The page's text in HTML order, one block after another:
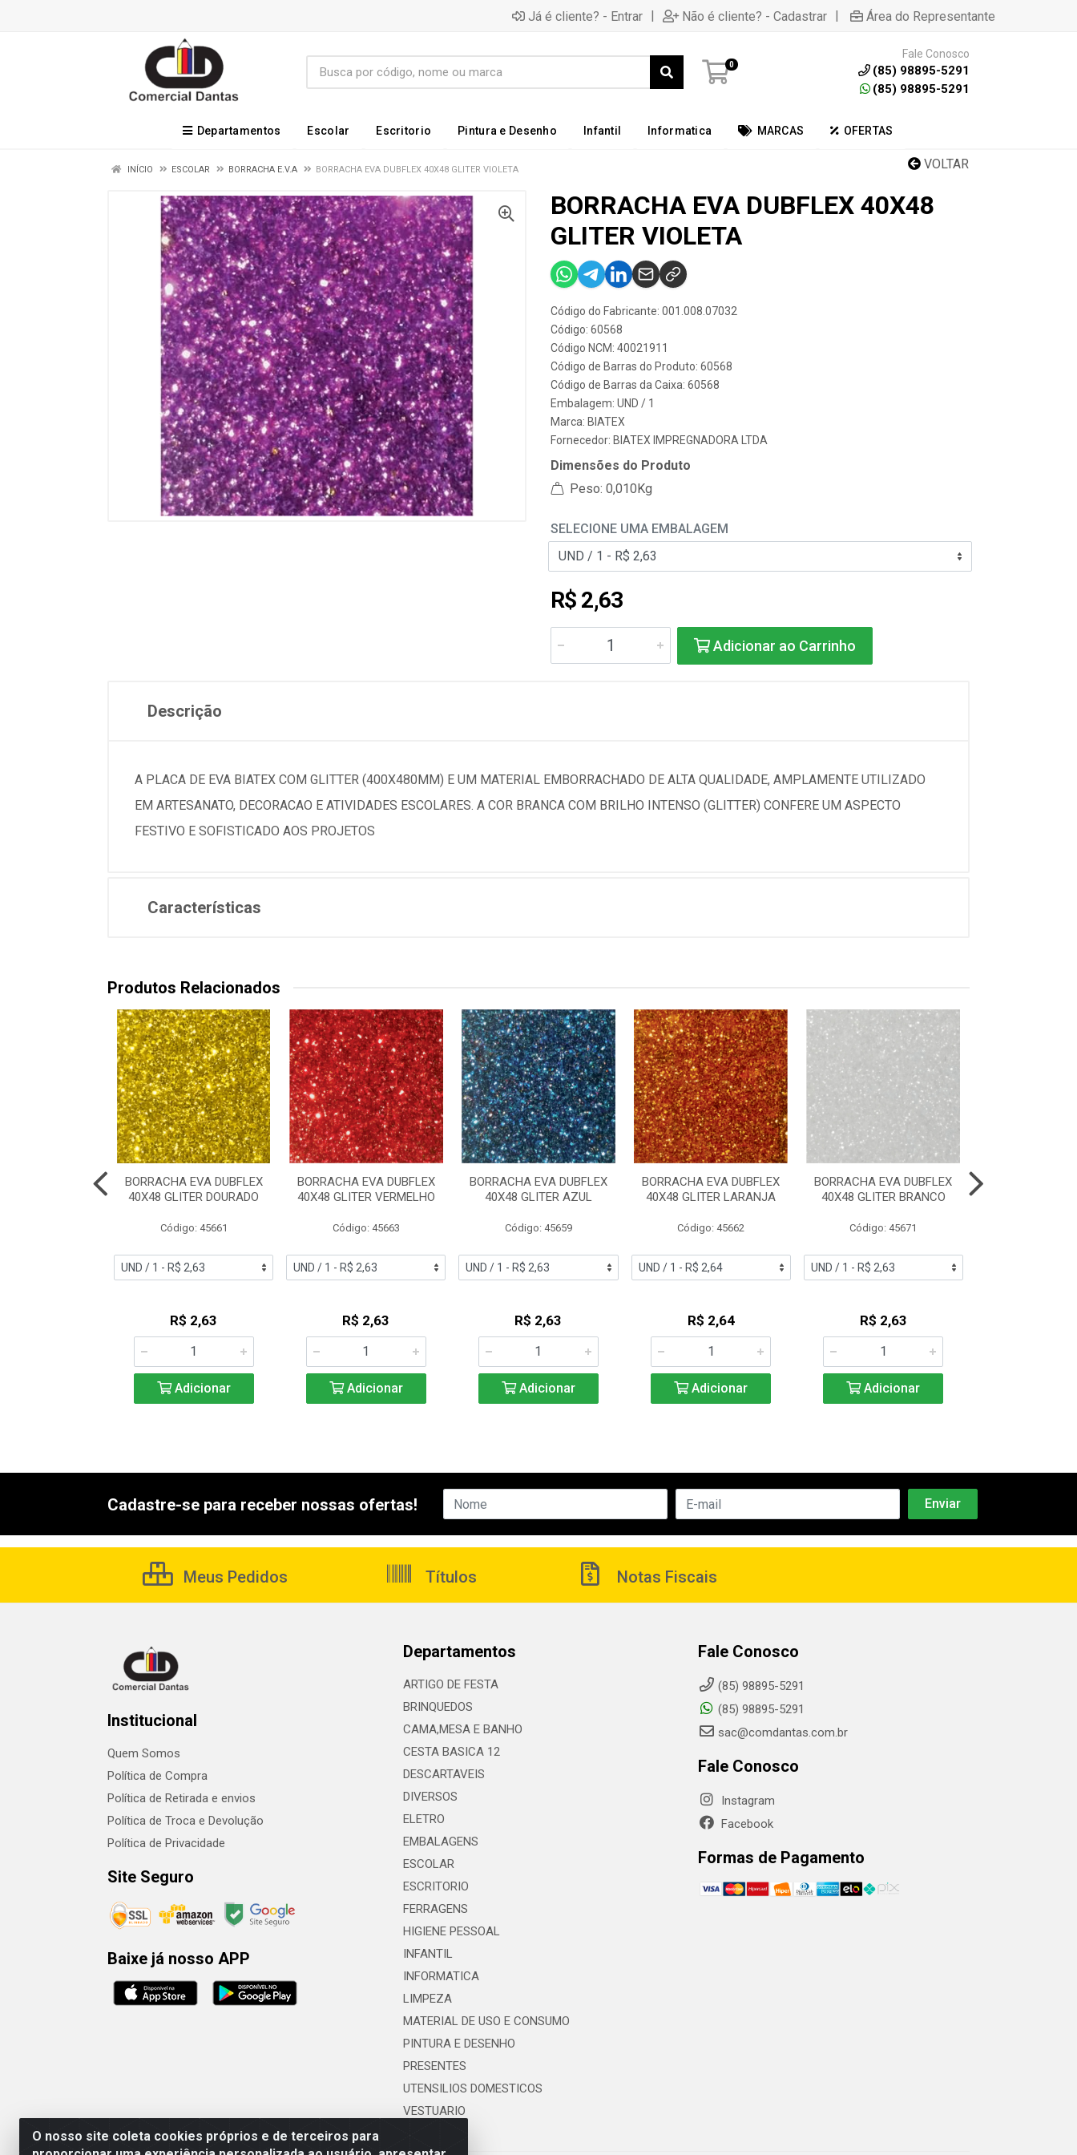
Já é cliente? - Entrar | Não é cliente? - Cadastrar | Área do Representante
0
Fale Conosco
(85) 98895-5291
(85) 98895-5291
Departamentos Escolar Escritorio Pintura e Desenho Infantil Informatica MARCAS OFERTAS
VOLTAR
INÍCIO ESCOLAR BORRACHA E.V.A BORRACHA EVA DUBFLEX 40X48 GLITER VIOLETA
BORRACHA EVA DUBFLEX 40X48
GLITER VIOLETA
Código do Fabricante: 001.008.07032
Código: 60568
Código NCM: 40021911
Código de Barras do Produto: 60568
Código de Barras da Caixa: 60568
Embalagem: UND / 1
Marca: BIATEX
Fornecedor: BIATEX IMPREGNADORA LTDA
Dimensões do Produto
Peso: 0,010Kg
SELECIONE UMA EMBALAGEM
R$ 2,63
Adicionar ao Carrinho
Descrição
A PLACA DE EVA BIATEX COM GLITTER (400X480MM) E UM MATERIAL EMBORRACHADO DE ALTA QUALIDADE, AMPLAMENTE UTILIZADO
EM ARTESANATO, DECORACAO E ATIVIDADES ESCOLARES. A COR BRANCA COM BRILHO INTENSO (GLITTER) CONFERE UM ASPECTO
FESTIVO E SOFISTICADO AOS PROJETOS
Características
Produtos Relacionados
BORRACHA EVA DUBFLEX
40X48 GLITER DOURADO
Código: 45661
R$ 2,63
Adicionar
BORRACHA EVA DUBFLEX
40X48 GLITER VERMELHO
Código: 45663
R$ 2,63
Adicionar
BORRACHA EVA DUBFLEX
40X48 GLITER AZUL
Código: 45659
R$ 2,63
Adicionar
BORRACHA EVA DUBFLEX
40X48 GLITER LARANJA
Código: 45662
R$ 2,64
Adicionar
BORRACHA EVA DUBFLEX
40X48 GLITER BRANCO
Código: 45671
R$ 2,63
Adicionar
O nosso site coleta cookies próprios e de terceiros para
Cadastre-se para receber nossas ofertas!
Meus Pedidos Títulos Notas Fiscais
Institucional
Quem Somos
Política de Compra
Política de Retirada e envios
Política de Troca e Devolução
Política de Privacidade
Site Seguro
Baixe já nosso APP
Departamentos
ARTIGO DE FESTA
BRINQUEDOS
CAMA,MESA E BANHO
CESTA BASICA 12
DESCARTAVEIS
DIVERSOS
ELETRO
EMBALAGENS
ESCOLAR
ESCRITORIO
FERRAGENS
HIGIENE PESSOAL
INFANTIL
INFORMATICA
LIMPEZA
MATERIAL DE USO E CONSUMO
PINTURA E DESENHO
PRESENTES
UTENSILIOS DOMESTICOS
VESTUARIO
Fale Conosco
(85) 98895-5291
(85) 98895-5291
sac@comdantas.com.br
Fale Conosco
Instagram
Facebook
Formas de Pagamento